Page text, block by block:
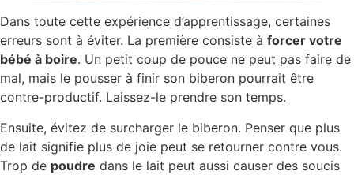
Dans toute cette expérience d’apprentissage, certaines
erreurs sont à éviter. La première consiste à forcer votre
bébé à boire. Un petit coup de pouce ne peut pas faire de
mal, mais le pousser à finir son biberon pourrait être
contre-productif. Laissez-le prendre son temps.
Ensuite, évitez de surcharger le biberon. Penser que plus
de lait signifie plus de joie peut se retourner contre vous.
Trop de poudre dans le lait peut aussi causer des soucis